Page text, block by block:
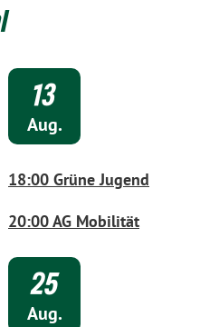
13.
Aug.
18:00 Grüne Jugend
20:00 AG Mobilität
25.
Aug.